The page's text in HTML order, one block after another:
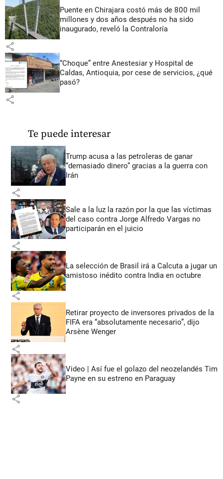
Puente en Chirajara costó más de 800 mil
millones y dos años después no ha sido
inaugurado, reveló la Contraloría
share
“Choque” entre Anestesiar y Hospital de
Caldas, Antioquia, por cese de servicios, ¿qué
pasó?
share
Te puede interesar
Trump acusa a las petroleras de ganar
“demasiado dinero” gracias a la guerra con
Irán
share
Sale a la luz la razón por la que las víctimas
del caso contra Jorge Alfredo Vargas no
participarán en el juicio
share
La selección de Brasil irá a Calcuta a jugar un
amistoso inédito contra India en octubre
share
Retirar proyecto de inversores privados de la
FIFA era “absolutamente necesario”, dijo
Arsène Wenger
share
Video | Así fue el golazo del neozelandés Tim
Payne en su estreno en Paraguay
share